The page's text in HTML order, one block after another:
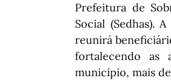
Prefeitura de
Social (Sedhas).
reunirá
fortalecendo as
município, mais